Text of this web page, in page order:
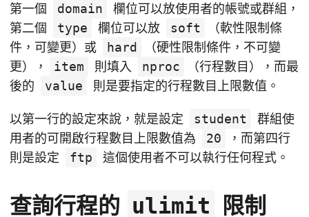
第一個 domain
欄位可以放使用者的帳號或群組，
第二個
type 欄位可以放 soft
（軟性限制條
件，可變更）或
hard
（硬性限制條件，不可變
更），
item 則填入 nproc
（行程數目），而最
後的
value 則是要指定的行程數目上限數值。
以第一行的設定來說，就是設定 student
群組使
用者的可開啟行程數目上限數值為
20
，而第四行
則是設定
ftp 這個使用者不可以執行任何程式。
查詢行程的 ulimit 限制